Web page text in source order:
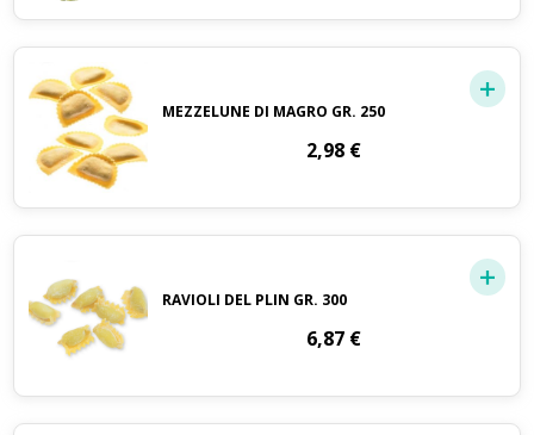
MEZZELUNE DI MAGRO GR. 250
2,98 €
RAVIOLI DEL PLIN GR. 300
6,87 €